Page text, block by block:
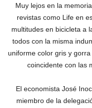
Muy lejos en la
revistas como Life en
multitudes en bicicleta a
todos con la misma
uniforme color gris y
coincidente con las
El economista José
miembro de la